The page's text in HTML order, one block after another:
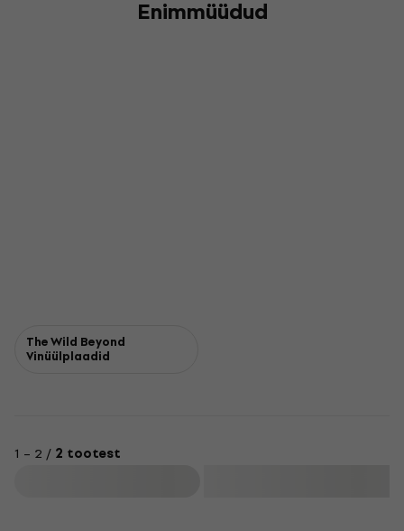
Enimmüüdud
The Wild Beyond
Vinüülplaadid
1 – 2 / 2 tootest